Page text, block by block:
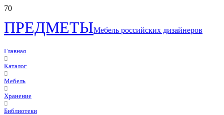
ПРЕДМЕТЫМебель российских дизайнеров
Главная
Каталог
Мебель
Хранение
Библиотеки